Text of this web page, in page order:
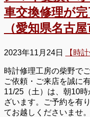
車交換修理が完
（愛知県名古屋
2023年11月24日 【時
時計修理工房の柴野で
ご依頼・ご来店を誠に
11/25（土）は、朝10
ざいます。ご予約を有
てお越しくださいませ